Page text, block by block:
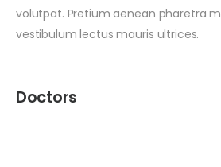
volutpat. Pretium aenean pharetra
vestibulum lectus mauris ultrices.
Doctors